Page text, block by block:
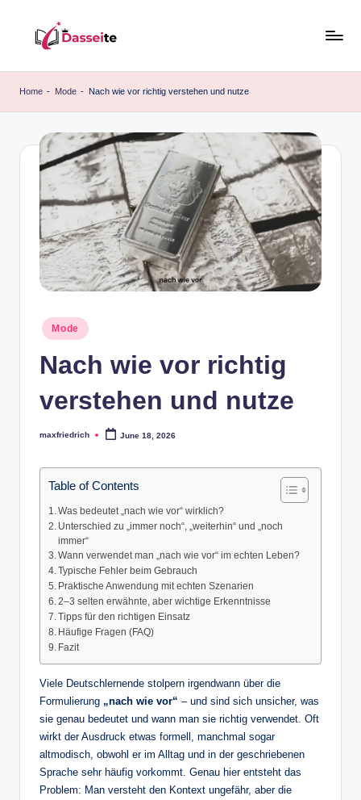
content
a
s
s
Home - Mode - Nach wie vor richtig verstehen und nutze
Posted
in
Mode
Nach wie vor richtig
verstehen und nutze
Posted
maxfriedrich June 18, 2026
Table of Contents
Was bedeutet „nach wie vor“ wirklich?
Unterschied zu „immer noch“, „weiterhin“ und „noch
immer“
Wann verwendet man „nach wie vor“ im echten Leben?
Typische Fehler beim Gebrauch
Praktische Anwendung mit echten Szenarien
2–3 selten erwähnte, aber wichtige Erkenntnisse
Tipps für den richtigen Einsatz
Häufige Fragen (FAQ)
Fazit
Viele Deutschlernende stolpern irgendwann über die
Formulierung „nach wie vor“ – und sind sich unsicher, was
sie genau bedeutet und wann man sie richtig verwendet. Oft
wirkt der Ausdruck etwas formell, manchmal sogar
altmodisch, obwohl er im Alltag und in der geschriebenen
Sprache sehr häufig vorkommt. Genau hier entsteht das
Problem: Man versteht den Kontext ungefähr, aber die